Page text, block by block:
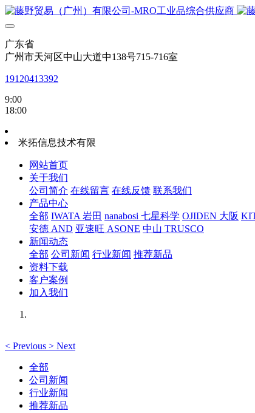
广东省
广州市天河区中山大道中138号715-716室
19120413392
9:00
18:00
米拓信息技术有限
网站首页
关于我们
公司简介 在线留言 在线反馈 联系我们
产品中心
全部 IWATA 岩田 nanabosi 七星科学 OJIDEN 大阪
安德 AND 亚速旺 ASONE 中山 TRUSCO
新闻动态
全部 公司新闻 行业新闻 推荐新品
资料下载
客户案例
加入我们
< Previous > Next
全部
公司新闻
行业新闻
推荐新品